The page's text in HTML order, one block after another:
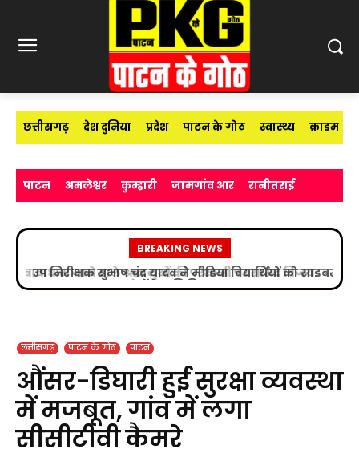
छत्तीसगढ़ देश दुनिया प्रदेश पाटन के गोठ स्वास्थ्य क्राइम
पाटन अमलेश्वर कुम्हारी जामगांव आर रानीतराई
BREAKING NEWS
उप निरीक्षक सुभाष चंद्र यादव ने मीडिया विद्यार्थियों को साइबर
अपराधों के प्रति किया जागरूक
छत्तीसगढ़ पाटन के गोठ पाटन
औंसर-डिघारी हुई सुरक्षा व्यवस्था
में मजबूत, गांव में लगा
सीसीटीवी कैमरे